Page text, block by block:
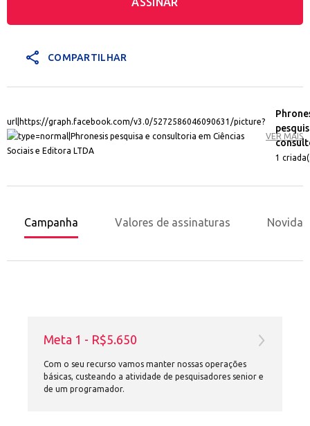
share COMPARTILHAR
1
VER MAIS
Campanha Valores de assinaturas
Meta 1 - R$5.650
Com o seu recurso vamos manter nossas operações
básicas, custeando a atividade de pesquisadores senior e
de um programador.